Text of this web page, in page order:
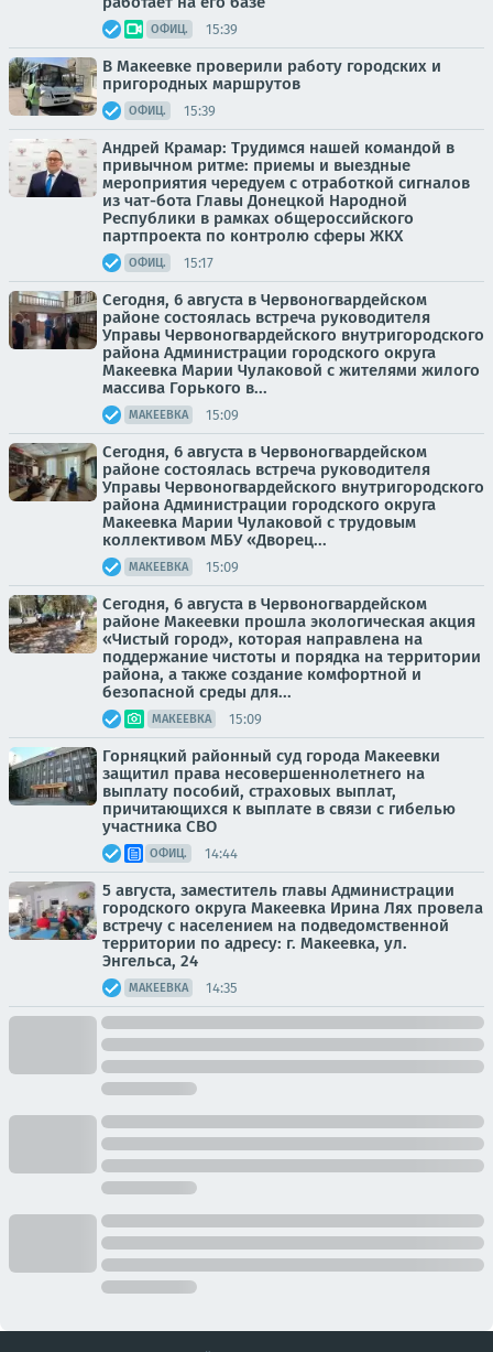
ОФИЦ. 15:39
В Макеевке проверили работу городских и
пригородных маршрутов
ОФИЦ. 15:39
Андрей Крамар: Трудимся нашей командой в
привычном ритме: приемы и выездные
мероприятия чередуем с отработкой сигналов
из чат-бота Главы Донецкой Народной
Республики в рамках общероссийского
партпроекта по контролю сферы ЖКХ
ОФИЦ. 15:17
Сегодня, 6 августа в Червоногвардейском
районе состоялась встреча руководителя
Управы Червоногвардейского внутригородского
района Администрации городского округа
Макеевка Марии Чулаковой с жителями жилого
массива Горького в...
МАКЕЕВКА 15:09
Сегодня, 6 августа в Червоногвардейском
районе состоялась встреча руководителя
Управы Червоногвардейского внутригородского
района Администрации городского округа
Макеевка Марии Чулаковой с трудовым
коллективом МБУ «Дворец...
МАКЕЕВКА 15:09
Сегодня, 6 августа в Червоногвардейском
районе Макеевки прошла экологическая акция
«Чистый город», которая направлена на
поддержание чистоты и порядка на территории
района, а также создание комфортной и
безопасной среды для...
МАКЕЕВКА 15:09
Горняцкий районный суд города Макеевки
защитил права несовершеннолетнего на
выплату пособий, страховых выплат,
причитающихся к выплате в связи с гибелью
участника СВО
ОФИЦ. 14:44
5 августа, заместитель главы Администрации
городского округа Макеевка Ирина Лях провела
встречу с населением на подведомственной
территории по адресу: г. Макеевка, ул.
Энгельса, 24
МАКЕЕВКА 14:35